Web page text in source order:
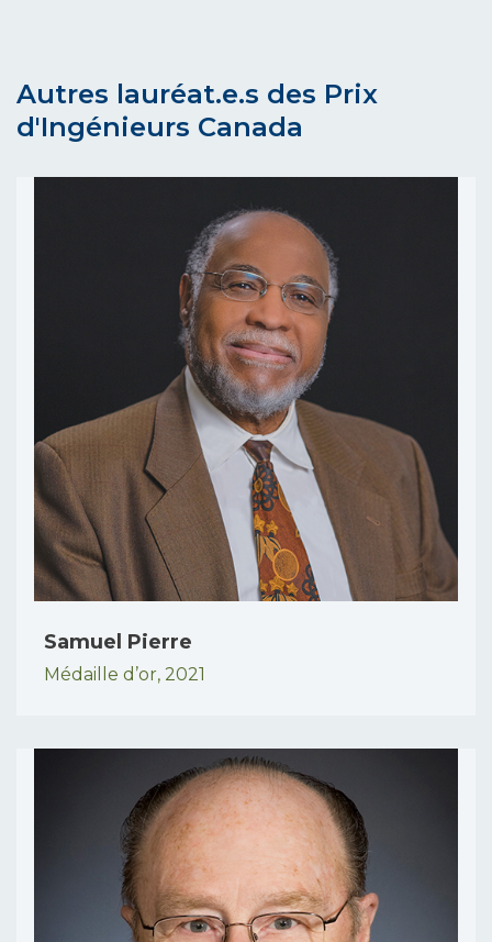
Autres lauréat.e.s des Prix
d'Ingénieurs Canada
Samuel Pierre
Médaille d’or, 2021